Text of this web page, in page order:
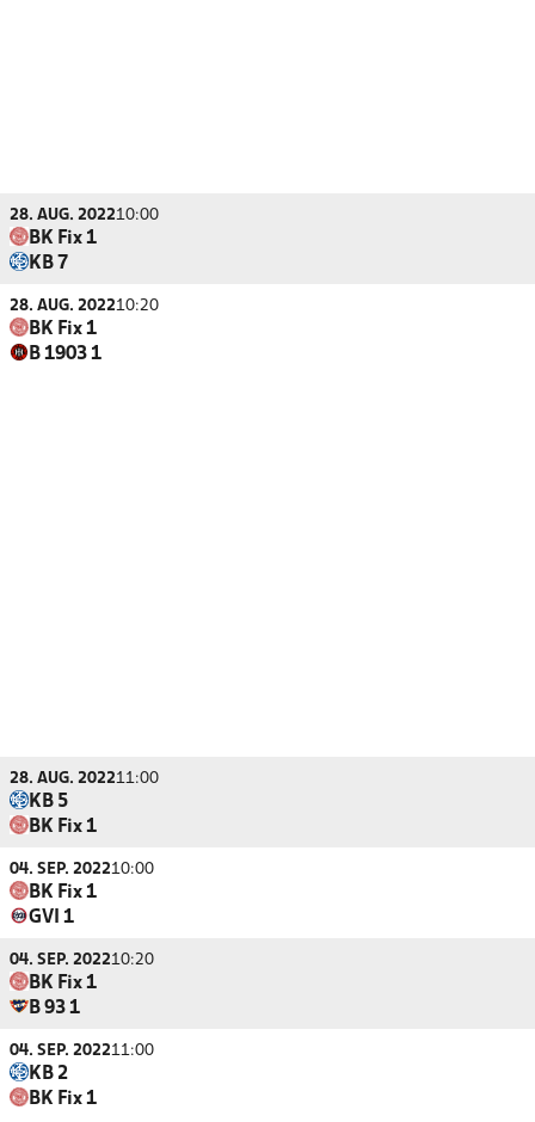
28. AUG. 202210:00
BK Fix 1
KB 7
28. AUG. 202210:20
BK Fix 1
B 1903 1
28. AUG. 202211:00
KB 5
BK Fix 1
04. SEP. 202210:00
BK Fix 1
GVI 1
04. SEP. 202210:20
BK Fix 1
B 93 1
04. SEP. 202211:00
KB 2
BK Fix 1